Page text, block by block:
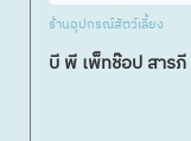
ร้านอุปกรณ์สัตว์เลี้ยง
บี พี เพ็ทช๊อป สารภี